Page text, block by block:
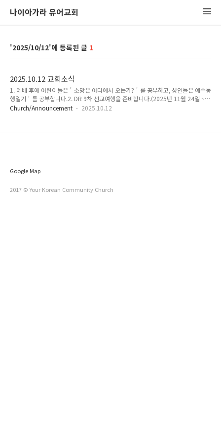
나이아가라 유어교회
2025/10/12 1
2025.10.12 교회소식
1. 예배 후에 어린이들은＇소망은 어디에서 오는가?＇를 공부하고, 성인들은 예수동
행일기＇를 공부합니다.2. DR 9차 선교여행을 준비합니다.(2025년 11월 24일 ~
12월 2일)사역내용: 아이티 목회자 세미나 인도, 지역교회설교, 교사세미나 등.3. 매
Church/Announcement 2025.10.12
Google Map
2017 © Your Korean Community Church